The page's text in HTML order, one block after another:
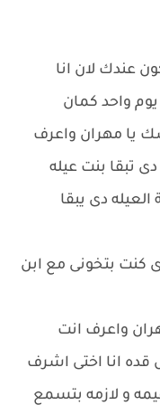
عندك لان انا
واحد كمان
يا مهران واعرف
دى تبقا بنت عيله
دى يبقا
كنت بتخونى مع ابن
واعرف انت
قده انا اختى اشرف
و لازمه بتسمع